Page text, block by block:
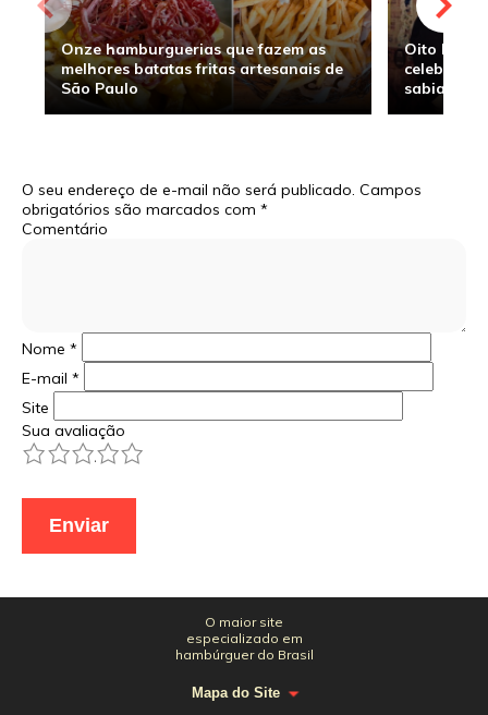
Onze hamburguerias que fazem as
melhores batatas fritas artesanais de
São Paulo
Oito
sabia
O seu endereço de e-mail não será publicado. Campos
obrigatórios são marcados com *
Comentário
Nome *
E-mail *
Site
Sua avaliação
5
4
3
2
O maior site
especializado em
hambúrguer do Brasil
Mapa do Site